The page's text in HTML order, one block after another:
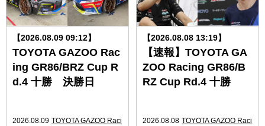
【2026.08.09 09:12】
TOYOTA GAZOO Rac
ing GR86/BRZ Cup R
d.4 十勝 決勝日
2026.08.09 TOYOTA GAZOO Raci
【2026.08.08 13:19】
【速報】TOYOTA GA
ZOO Racing GR86/B
RZ Cup Rd.4 十勝
2026.08.08 TOYOTA GAZOO Raci